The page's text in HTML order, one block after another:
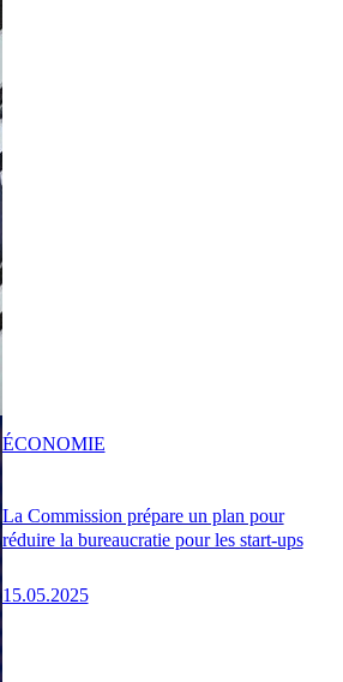
La Commission prépare un plan pour
réduire la bureaucratie pour les start-ups
15.05.2025
ÉCONOMIE